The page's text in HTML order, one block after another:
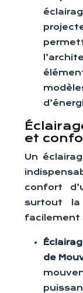
et
Un
confort
surtout
facilement
de